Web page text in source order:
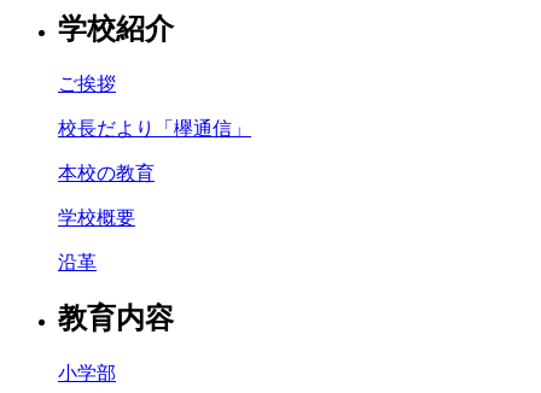
学校紹介
ご挨拶
校長だより「欅通信」
本校の教育
学校概要
沿革
教育内容
小学部